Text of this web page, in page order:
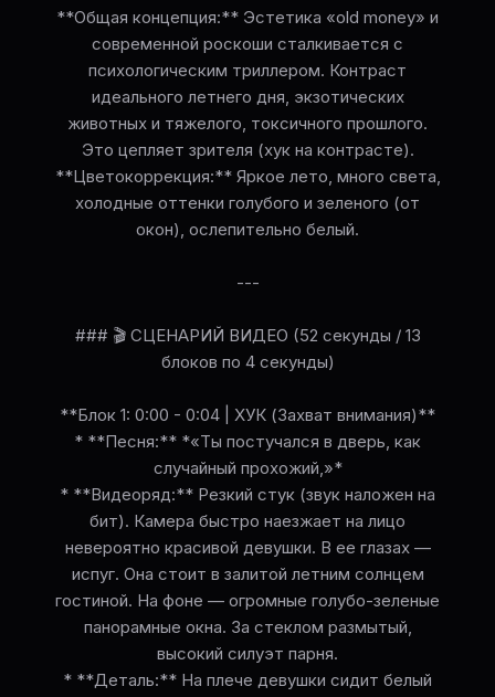
**Общая концепция:** Эстетика «old money» и
современной роскоши сталкивается с
психологическим триллером. Контраст
идеального летнего дня, экзотических
животных и тяжелого, токсичного прошлого.
Это цепляет зрителя (хук на контрасте).
**Цветокоррекция:** Яркое лето, много света,
холодные оттенки голубого и зеленого (от
окон), ослепительно белый.
---
### 🎬 СЦЕНАРИЙ ВИДЕО (52 секунды / 13
блоков по 4 секунды)
**Блок 1: 0:00 - 0:04 | ХУК (Захват внимания)**
* **Песня:** *«Ты постучался в дверь, как
случайный прохожий,»*
* **Видеоряд:** Резкий стук (звук наложен на
бит). Камера быстро наезжает на лицо
невероятно красивой девушки. В ее глазах —
испуг. Она стоит в залитой летним солнцем
гостиной. На фоне — огромные голубо-зеленые
панорамные окна. За стеклом размытый,
высокий силуэт парня.
* **Деталь:** На плече девушки сидит белый